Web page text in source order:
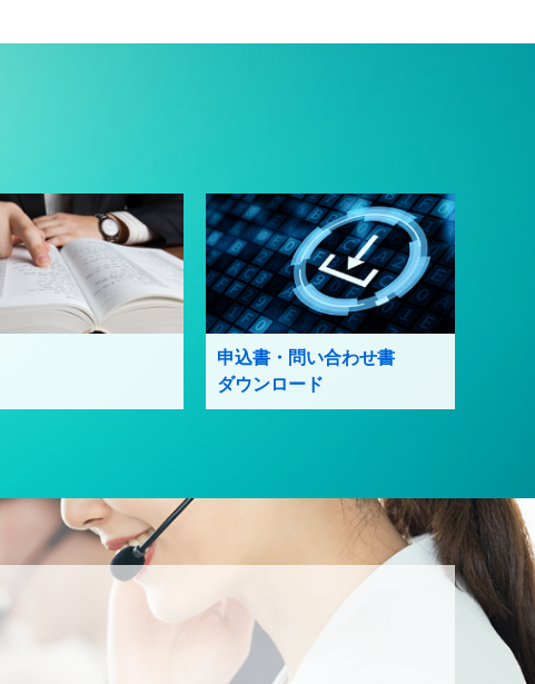
申込書・問い合わせ書
ダウンロード